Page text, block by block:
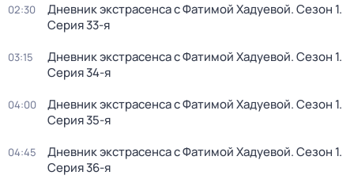
02:30 Дневник экстрасенса с Фатимой Хадуевой. Сезон 1.
Серия 33-я
03:15 Дневник экстрасенса с Фатимой Хадуевой. Сезон 1.
Серия 34-я
04:00 Дневник экстрасенса с Фатимой Хадуевой. Сезон 1.
Серия 35-я
04:45 Дневник экстрасенса с Фатимой Хадуевой. Сезон 1.
Серия 36-я